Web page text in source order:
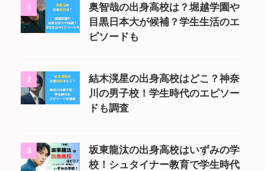
1
奥智哉の出身高校は？堀越学園や
目黒日本大が候補？学生生活のエ
ピソードも
2
結木滉星の出身高校はどこ？神奈
川の男子校！学生時代のエピソー
ドも調査
3
坂東龍汰の出身高校はいずみの学
校！シュタイナー教育で学生時代